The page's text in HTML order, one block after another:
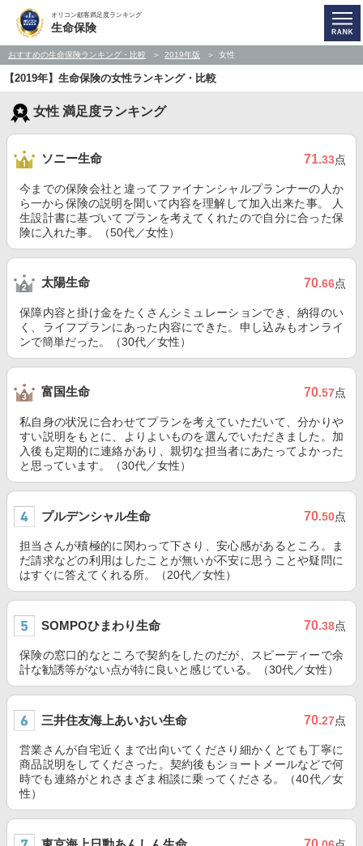
オリコン顧客満足度ランキング
生命保険
おすすめの生命保険ランキング・比較 2019年版 女性
【2019年】生命保険の女性ランキング・比較
女性 満足度ランキング
ソニー生命 71.33点
今までの保険会社と違ってファイナンシャルプランナーの人か
ら一から保険の説明を聞いて内容を理解して加入出来た事。 人
生設計書に基づいてプランを考えてくれたので自分に合った保
険に入れた事。（50代／女性）
太陽生命 70.66点
保障内容と掛け金をたくさんシミュレーションでき、納得のい
く、ライフプランにあった内容にできた。申し込みもオンライ
ンで簡単だった。（30代／女性）
富国生命 70.57点
私自身の状況に合わせてプランを考えていただいて、分かりや
すい説明をもとに、よりよいものを選んでいただきました。加
入後も定期的に連絡があり、親切な担当者にあたってよかった
と思っています。（30代／女性）
プルデンシャル生命 70.50点
担当さんが積極的に関わって下さり、安心感があるところ。ま
だ請求などの利用はしたことが無いが不安に思うことや疑問に
はすぐに答えてくれる所。（20代／女性）
SOMPOひまわり生命 70.38点
保険の窓口的なところで契約をしたのだが、スピーディーで余
計な勧誘等がない点が特に良いと感じている。（30代／女性）
三井住友海上あいおい生命 70.27点
営業さんが自宅近くまで出向いてくださり細かくとても丁寧に
商品説明をしてくださった。契約後もショートメールなどで何
時でも連絡がとれさまざま相談に乗ってくださる。（40代／女
性）